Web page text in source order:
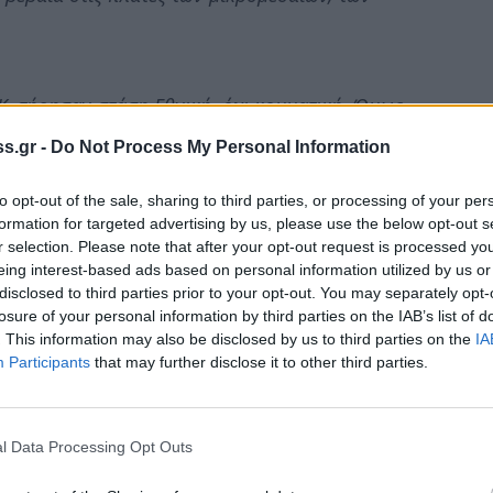
- Do Not Process My Personal Information
opt-out of the sale, sharing to third parties, or processing of your
for targeted advertising by us, please use the below opt-out
selection. Please note that after your opt-out request is processed
interest-based ads based on personal information utilized by us
to third parties prior to your opt-out. You may separately
of your personal information by third parties on the IAB’s list of
This information may also be disclosed by us to third parties on the
Participants that may further disclose it to other third parties.
Data Processing Opt Outs
τήρησαν στάση Εθνική, όχι κομματική. Όμως,
λαού είναι σε λάθος κατεύθυνση. Πρέπει,
Αλλιώς η κρίση θα μεγαλώσει. Γιατί φάσμα
περισσότερα από αυτά που
παραγωγική της βάση. Ζούμε με επιδοτήσεις,
την παραοικονομία… Δεν υπάρχει άλλος
που ακολούθησε άλλο δρόμο σήμερα έχει
από την φύση του αισιόδοξος. Παρόλη την
και θα βγούμε από την κρίση
μεταρρυθμίσεις δεν έχουν κανένα νόημα αν